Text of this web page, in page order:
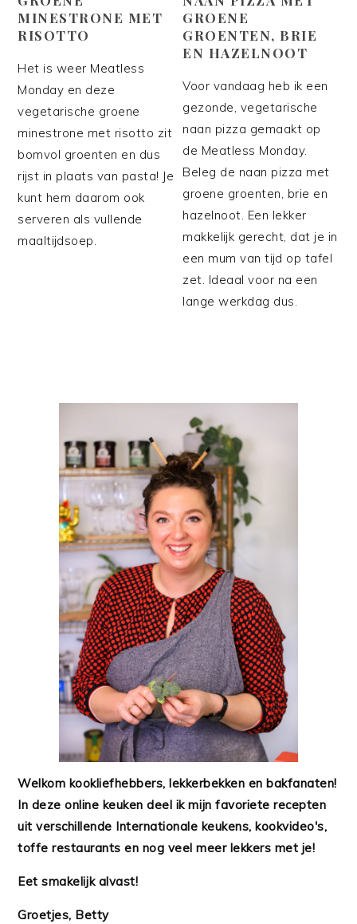
MINESTRONE MET
RISOTTO
Het is weer Meatless
Monday en deze
vegetarische groene
minestrone met risotto zit
bomvol groenten en dus
rijst in plaats van pasta! Je
kunt hem daarom ook
serveren als vullende
maaltijdsoep.
GROENE
GROENTEN, BRIE
EN HAZELNOOT
Voor vandaag heb ik een
gezonde, vegetarische
naan pizza gemaakt op
de Meatless Monday.
Beleg de naan pizza met
groene groenten, brie en
hazelnoot. Een lekker
makkelijk gerecht, dat je in
een mum van tijd op tafel
zet. Ideaal voor na een
lange werkdag dus.
Welkom kookliefhebbers, lekkerbekken en bakfanaten!
In deze online keuken deel ik mijn favoriete recepten
uit verschillende Internationale keukens, kookvideo's,
toffe restaurants en nog veel meer lekkers met je!
Eet smakelijk alvast!
Groetjes, Betty